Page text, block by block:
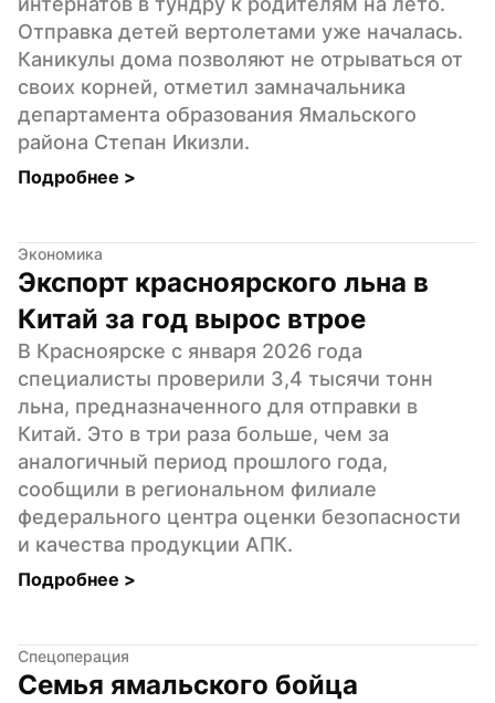
Отправка детей вертолетами уже началась.
Каникулы дома позволяют не отрываться от
своих корней, отметил замначальника
департамента образования Ямальского
района Степан Икизли.
Подробнее >
Экономика
Экспорт красноярского льна в
Китай за год вырос втрое
В Красноярске с января 2026 года
специалисты проверили 3,4 тысячи тонн
льна, предназначенного для отправки в
Китай. Это в три раза больше, чем за
аналогичный период прошлого года,
сообщили в региональном филиале
федерального центра оценки безопасности
и качества продукции АПК.
Подробнее >
Спецоперация
Семья ямальского бойца